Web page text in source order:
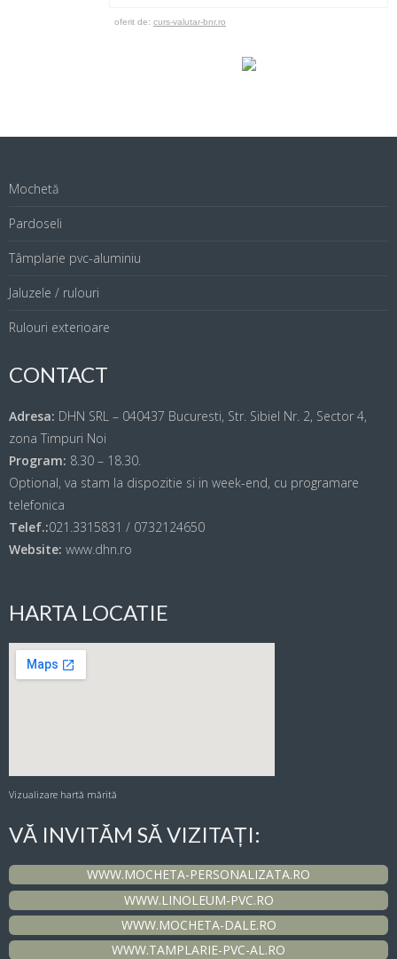
oferit de: curs-valutar-bnr.ro
Mochetă
Pardoseli
Tâmplarie pvc-aluminiu
Jaluzele / rulouri
Rulouri exterioare
CONTACT
Adresa: DHN SRL – 040437 Bucuresti, Str. Sibiel Nr. 2, Sector 4,
zona Timpuri Noi
Program: 8.30 – 18.30.
Optional, va stam la dispozitie si in week-end, cu programare
telefonica
Telef.:021.3315831 / 0732124650
Website: www.dhn.ro
HARTA LOCATIE
Vizualizare hartă mărită
VĂ INVITĂM SĂ VIZITAȚI:
WWW.MOCHETA-PERSONALIZATA.RO
WWW.LINOLEUM-PVC.RO
WWW.MOCHETA-DALE.RO
WWW.TAMPLARIE-PVC-AL.RO